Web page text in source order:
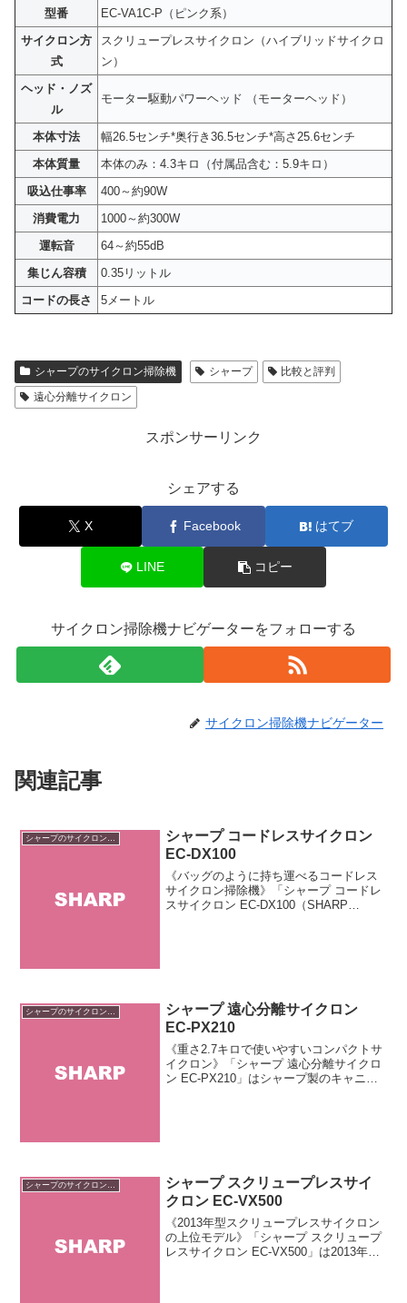
型番
EC-VA1C-P（ピンク系）
サイクロン方
式
スクリュープレスサイクロン（ハイブリッドサイクロ
ン）
ヘッド・ノズ
ル
モーター駆動パワーヘッド （モーターヘッド）
本体寸法
幅26.5センチ*奥行き36.5センチ*高さ25.6センチ
本体質量
本体のみ：4.3キロ（付属品含む：5.9キロ）
吸込仕事率
400～約90W
消費電力
1000～約300W
運転音
64～約55dB
集じん容積
0.35リットル
コードの長さ
5メートル
シャープのサイクロン掃除機 シャープ
比較と評判
遠心分離サイクロン
スポンサーリンク
シェアする
X Facebook はてブ
LINE コピー
サイクロン掃除機ナビゲーターをフォローする
サイクロン掃除機ナビゲーター
関連記事
シャープのサイクロン掃除機
シャープ コードレスサイクロン
EC-DX100
《バッグのように持ち運べるコードレス
サイクロン掃除機》「シャープ コードレ
スサイクロン EC-DX100（SHARP
シャープ 遠心分離サイクロン
EC-PX210
《重さ2.7キロで使いやすいコンパクトサ
イクロン》「シャープ 遠心分離サイクロ
ン EC-PX210」はシャープ製のキャニス
シャープ スクリュープレスサイ
クロン EC-VX500
《2013年型スクリュープレスサイクロン
の上位モデル》「シャープ スクリュープ
レスサイクロン EC-VX500」は2013年型